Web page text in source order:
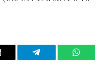
Telegram